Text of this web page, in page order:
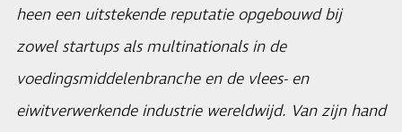
heen een uitstekende reputatie opgebouwd bij
zowel startups als multinationals in de
voedingsmiddelenbranche en de vlees- en
eiwitverwerkende industrie wereldwijd. Van zijn hand